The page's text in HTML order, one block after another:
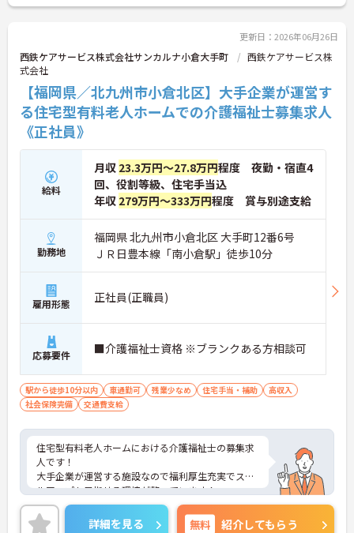
更新日：2026年06月26日
西鉄ケアサービス株式会社サンカルナ小倉大手町
西鉄ケアサービス株
式会社
【福岡県／北九州市小倉北区】大手企業が運営す
る住宅型有料老人ホームでの介護福祉士募集求人
《正社員》
給料
月収 23.3万円～27.8万円程度 夜勤・宿直4
回、役割等級、住宅手当込
年収 279万円～333万円程度 賞与別途支給
勤務地
福岡県 北九州市小倉北区 大手町12番6号
ＪＲ日豊本線「南小倉駅」徒歩10分
雇用形態 正社員(正職員)
応募要件 ■介護福祉士資格 ※ブランクある方相談可
駅から徒歩10分以内 車通勤可 残業少なめ 住宅手当・補助
高収入
社会保険完備
交通費支給
住宅型有料老人ホームにおける介護福祉士の募集求
人です！
大手企業が運営する施設なので福利厚生充実でスキ
ルアップも目指せる環境が整っています！
ご興味ある方には、面接のポイントなど、さらに詳
細をお話致しますのでお気軽にご相談ください。
詳細を見る 無料 紹介してもらう